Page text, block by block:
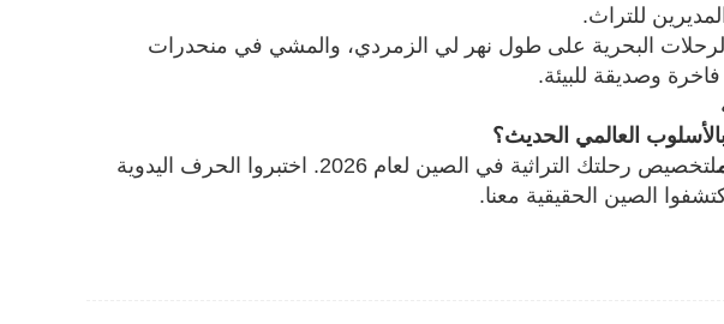
للتراث.
البحرية على طول نهر لي الزمردي، والمشي في منحدرات
فاخرة وصديقة للبيئة.
العالمي الحديث؟
لتخصيص رحلتك التراثية في الصين لعام 2026. اختبروا الحرف اليدوية
الصين الحقيقية معنا.